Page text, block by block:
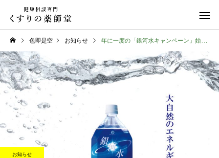
日常のこと
熊本県代表有明高校、初戦
日常のこと
令和８年熊本地震
色即是空 お知らせ 年に一度の「銀河水キャンペーン」始まります！
お知らせ